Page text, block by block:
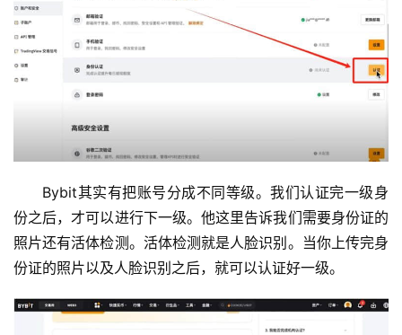
Bybit其实有把账号分成不同等级。我们认证完一级身
份之后，才可以进行下一级。他这里告诉我们需要身份证的
照片还有活体检测。活体检测就是人脸识别。当你上传完身
份证的照片以及人脸识别之后，就可以认证好一级。